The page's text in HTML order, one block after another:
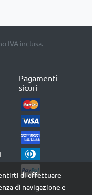
IVA inclusa.
Pagamenti
sicuri
di effettuare
di navigazione e